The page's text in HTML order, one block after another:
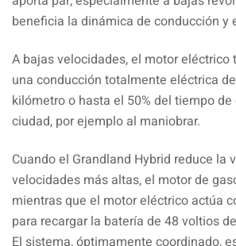
beneficia la dinámica de conducción y
A bajas velocidades, el motor eléctrico
una conducción totalmente eléctrica
kilómetro o hasta el 50% del tiempo
ciudad, por ejemplo al maniobrar.
Cuando el Grandland Hybrid reduce la
velocidades más altas, el motor de
mientras que el motor eléctrico actúa
para recargar la batería de 48 voltios